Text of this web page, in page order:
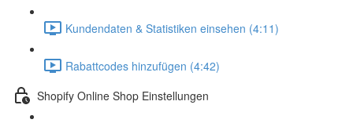
Kundendaten & Statistiken einsehen (4:11)
Rabattcodes hinzufügen (4:42)
Shopify Online Shop Einstellungen